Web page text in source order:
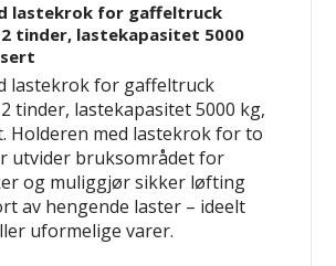
lastekrok for gaffeltruck
tinder, lastekapasitet 5000
lastekrok for gaffeltruck
tinder, lastekapasitet 5000 kg,
Holderen med lastekrok for to
utvider bruksområdet for
og muliggjør sikker løfting
av hengende laster – ideelt
uformelige varer.